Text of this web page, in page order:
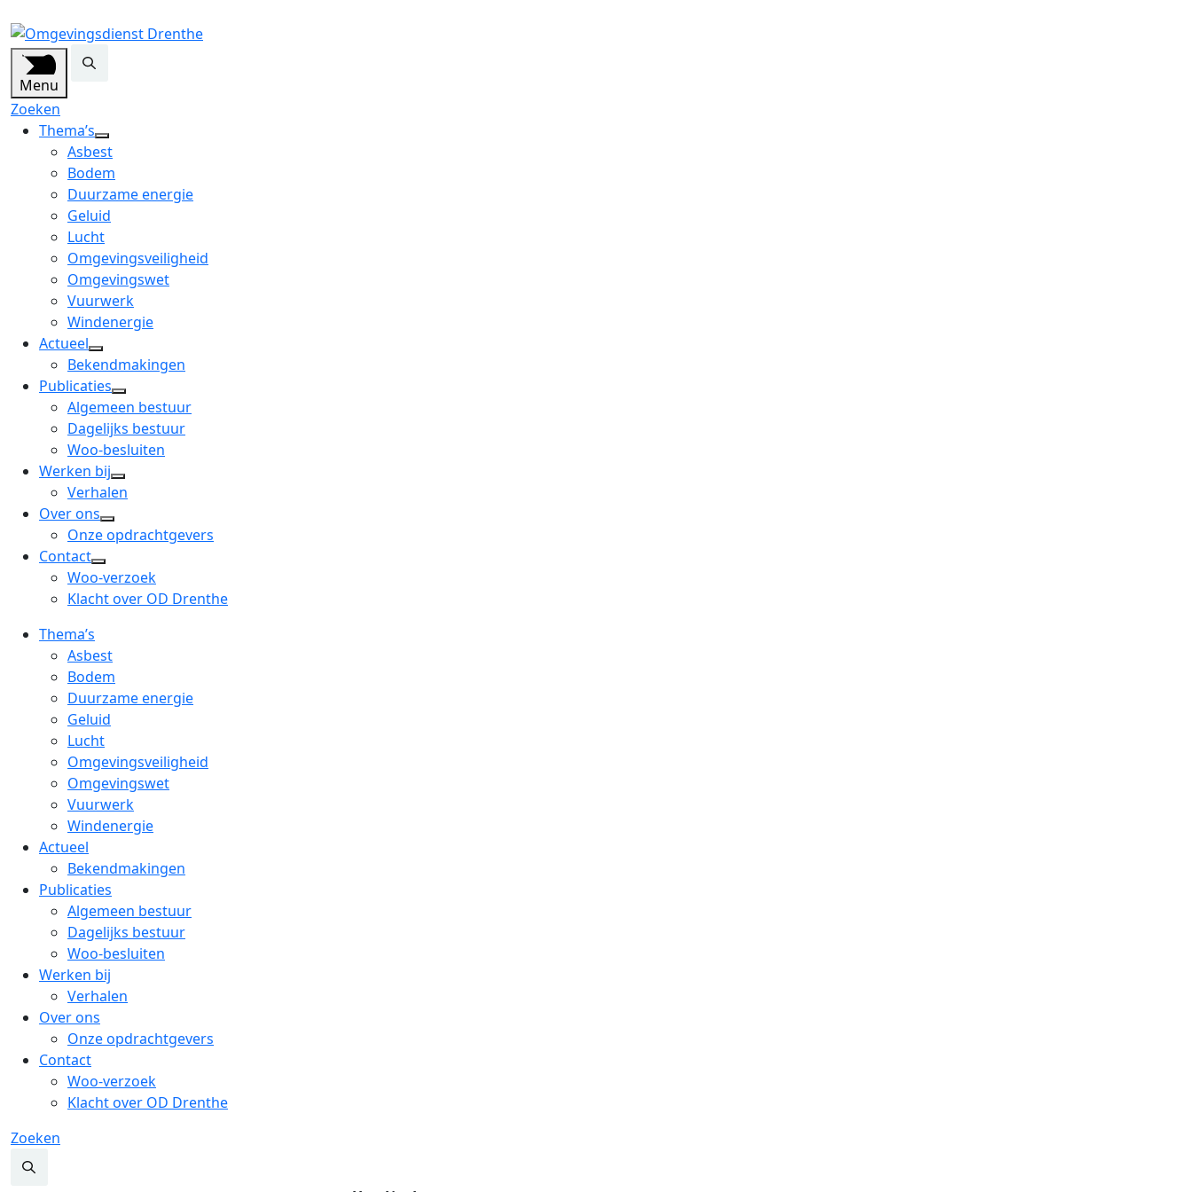
Menu
Zoeken
Thema’s
open
dropdown
menu
Asbest
Bodem
Duurzame energie
Geluid
Lucht
Omgevingsveiligheid
Omgevingswet
Vuurwerk
Windenergie
Actueel
open
dropdown
menu
Bekendmakingen
Publicaties
open
dropdown
menu
Algemeen bestuur
Dagelijks bestuur
Woo-besluiten
Werken bij
open
menu
Verhalen
Over ons
open
dropdown
menu
Onze opdrachtgevers
Contact
open
dropdown
Woo-verzoek
Klacht over OD Drenthe
Thema’s
Asbest
Bodem
Duurzame energie
Geluid
Lucht
Omgevingsveiligheid
Omgevingswet
Vuurwerk
Windenergie
Actueel
Bekendmakingen
Publicaties
Algemeen bestuur
Dagelijks bestuur
Woo-besluiten
Werken bij
Verhalen
Over ons
Onze opdrachtgevers
Contact
Woo-verzoek
Klacht over OD Drenthe
Zoeken